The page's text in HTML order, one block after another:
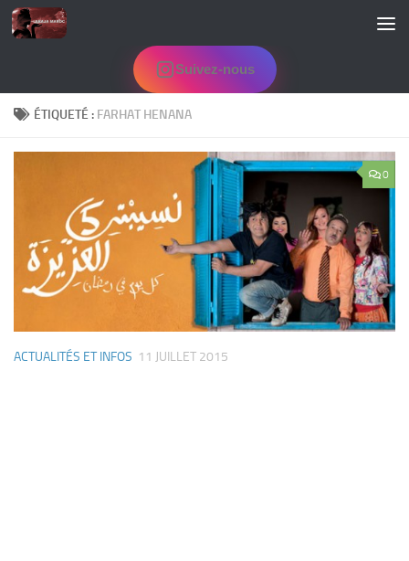
Skip to content
Suivez-nous
ÉTIQUETÉ : FARHAT HENANA
0
ACTUALITÉS ET INFOS 11 JUILLET 2015